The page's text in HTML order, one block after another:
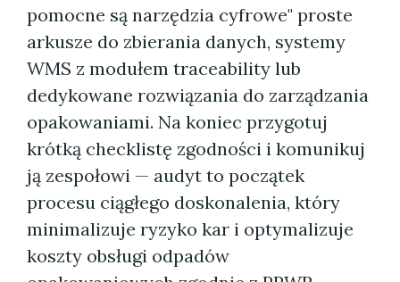
pomocne są narzędzia cyfrowe" proste
arkusze do zbierania danych, systemy
WMS z modułem traceability lub
dedykowane rozwiązania do zarządzania
opakowaniami. Na koniec przygotuj
krótką checklistę zgodności i komunikuj
ją zespołowi — audyt to początek
procesu ciągłego doskonalenia, który
minimalizuje ryzyko kar i optymalizuje
koszty obsługi odpadów